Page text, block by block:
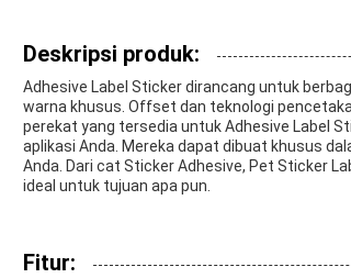
Deskripsi produk:
Adhesive Label Sticker dirancang untuk
warna khusus. Offset dan teknologi
perekat yang tersedia untuk Adhesive Label
aplikasi Anda. Mereka dapat dibuat khusus
Anda. Dari cat Sticker Adhesive, Pet Sticker
ideal untuk tujuan apa pun.
Fitur: